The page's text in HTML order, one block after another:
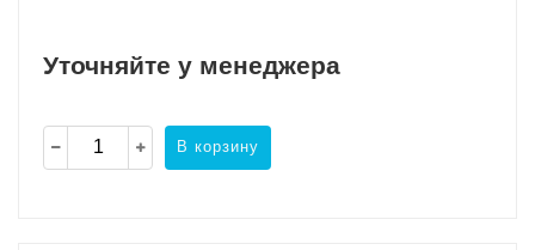
Уточняйте у менеджера
В корзину